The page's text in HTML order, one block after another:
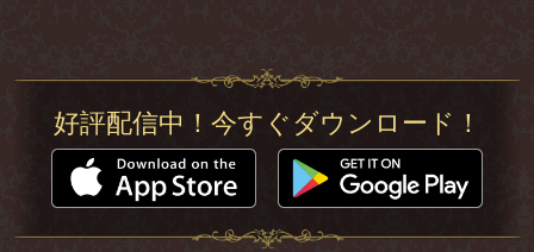
好評配信中！今すぐダウンロード！